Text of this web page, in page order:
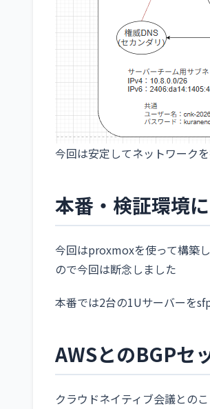
今回は安定してネットワーク
本番・検証環境
今回はproxmoxを使って構築
ので今回は断念しました
本番では2台の1Uサーバーを
AWSとのBGPセ
クラウドネイティブ会議との